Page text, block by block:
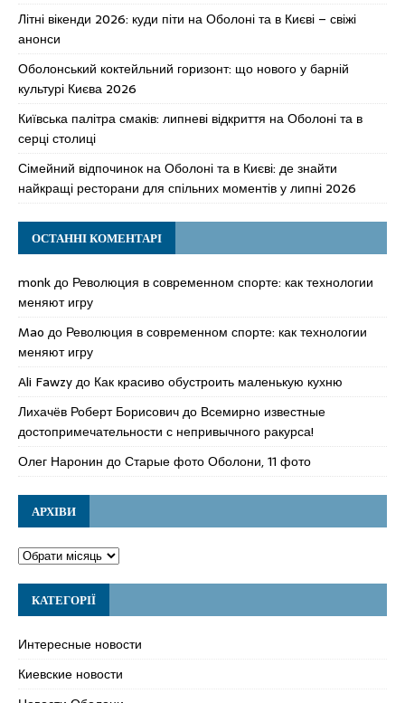
Літні вікенди 2026: куди піти на Оболоні та в Києві – свіжі
анонси
Оболонський коктейльний горизонт: що нового у барній
культурі Києва 2026
Київська палітра смаків: липневі відкриття на Оболоні та в
серці столиці
Сімейний відпочинок на Оболоні та в Києві: де знайти
найкращі ресторани для спільних моментів у липні 2026
ОСТАННІ КОМЕНТАРІ
monkдо Революция в современном спорте: как технологии
меняют игру
Mao до Революция в современном спорте: как технологии
меняют игру
Ali Fawzyдо Как красиво обустроить маленькую кухню
Лихачёв Роберт Борисовичдо Всемирно известные
достопримечательности с непривычного ракурса!
Олег Наронин доСтарые фото Оболони, 11 фото
АРХІВИ
КАТЕГОРІЇ
Интересные новости
Киевские новости